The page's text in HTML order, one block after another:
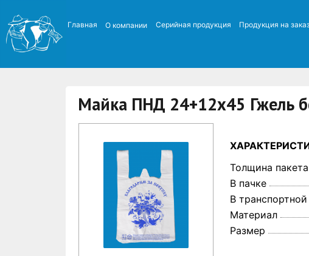
Главная О компании Серийная продукция Продукция на
Майка ПНД 24+12х45 Гжель
Толщина пакета
В пачке
В
Материал
Размер